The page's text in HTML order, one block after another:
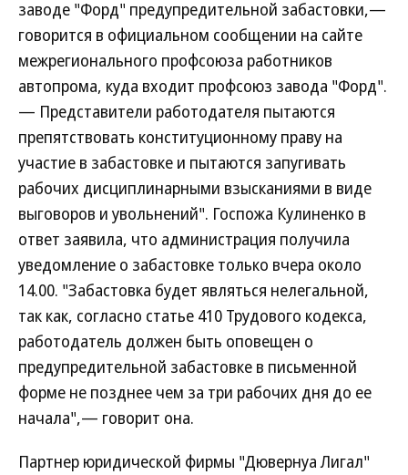
заводе "Форд" предупредительной забастовки,—
говорится в официальном сообщении на сайте
межрегионального профсоюза работников
автопрома, куда входит профсоюз завода "Форд".
— Представители работодателя пытаются
препятствовать конституционному праву на
участие в забастовке и пытаются запугивать
рабочих дисциплинарными взысканиями в виде
выговоров и увольнений". Госпожа Кулиненко в
ответ заявила, что администрация получила
уведомление о забастовке только вчера около
14.00. "Забастовка будет являться нелегальной,
так как, согласно статье 410 Трудового кодекса,
работодатель должен быть оповещен о
предупредительной забастовке в письменной
форме не позднее чем за три рабочих дня до ее
начала",— говорит она.
Партнер юридической фирмы "Дювернуа Лигал"